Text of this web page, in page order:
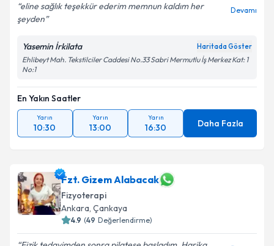
kapsamda işlenmesini kabul ediyorum.
Takvim Talebini Gönder
eline sağlık teşekkür ederim memnun kaldım her
şeyden
Devamı
Yasemin İrkilata Haritada Göster
Ehlibeyt Mah. Tekstilciler Caddesi No.33 Sabri Mermutlu İş Merkez Kat: 1
No:1
En Yakın Saatler
Yarın
10:30
Yarın
13:00
Yarın
16:30 Daha Fazla
Fzt. Gizem Alabacak
Fizyoterapi
Ankara, Çankaya
4.9 (49 Değerlendirme)